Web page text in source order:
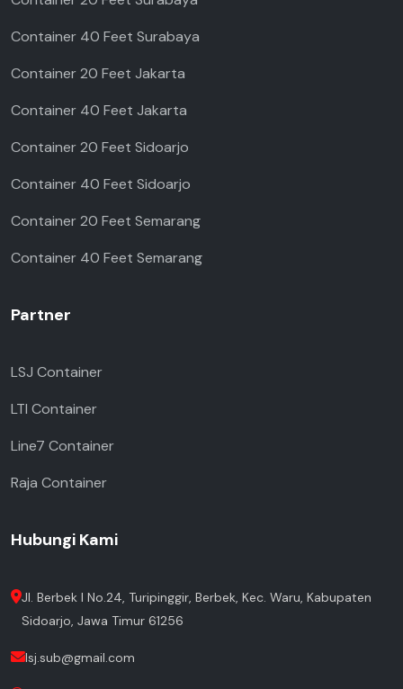
Container 40 Feet Surabaya
Container 20 Feet Jakarta
Container 40 Feet Jakarta
Container 20 Feet Sidoarjo
Container 40 Feet Sidoarjo
Container 20 Feet Semarang
Container 40 Feet Semarang
Partner
LSJ Container
LTI Container
Line7 Container
Raja Container
Hubungi Kami
Jl. Berbek I No.24, Turipinggir, Berbek, Kec. Waru, Kabupaten
Sidoarjo, Jawa Timur 61256
lsj.sub@gmail.com